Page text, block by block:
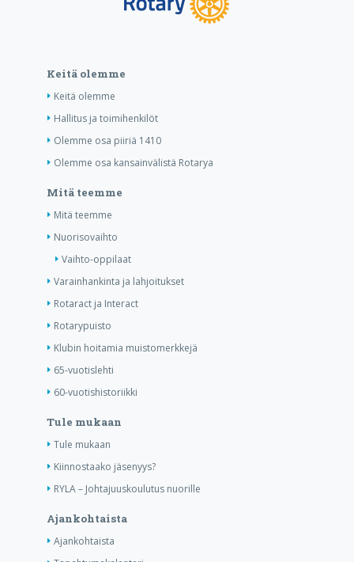
Keitä olemme
Keitä olemme
Hallitus ja toimihenkilöt
Olemme osa piiriä 1410
Olemme osa kansainvälistä Rotarya
Mitä teemme
Mitä teemme
Nuorisovaihto
Vaihto-oppilaat
Varainhankinta ja lahjoitukset
Rotaract ja Interact
Rotarypuisto
Klubin hoitamia muistomerkkejä
65-vuotislehti
60-vuotishistoriikki
Tule mukaan
Tule mukaan
Kiinnostaako jäsenyys?
RYLA – Johtajuuskoulutus nuorille
Ajankohtaista
Ajankohtaista